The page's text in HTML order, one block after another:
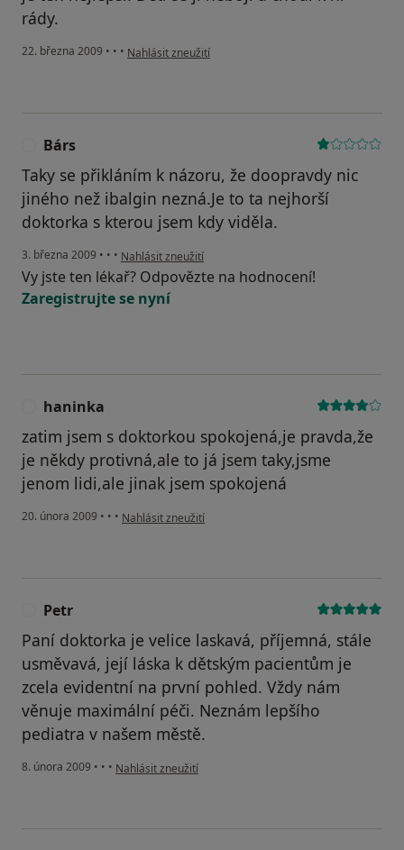
rády.
22. března 2009 • • • podle názoru uživatele Váš účet byl odstraněn
Nahlásit zneužití
Bárs
Taky se přikláním k názoru, že doopravdy nic
jiného než ibalgin nezná.Je to ta nejhorší
doktorka s kterou jsem kdy viděla.
3. března 2009 • • • podle názoru uživatele Bárs
Nahlásit zneužití
Vy jste ten lékař? Odpovězte na hodnocení!
Zaregistrujte se nyní
haninka
zatim jsem s doktorkou spokojená,je pravda,že
je někdy protivná,ale to já jsem taky,jsme
jenom lidi,ale jinak jsem spokojená
20. února 2009 • • • podle názoru uživatele haninka
Nahlásit zneužití
Petr
Paní doktorka je velice laskavá, příjemná, stále
usměvavá, její láska k dětským pacientům je
zcela evidentní na první pohled. Vždy nám
věnuje maximální péči. Neznám lepšího
pediatra v našem městě.
8. února 2009 • • • podle názoru uživatele Petr
Nahlásit zneužití